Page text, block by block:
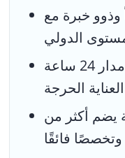
وذوو خبرة مع
أطباء طوارئ متوفرون على مدار 24 ساعة
يضم أكثر من